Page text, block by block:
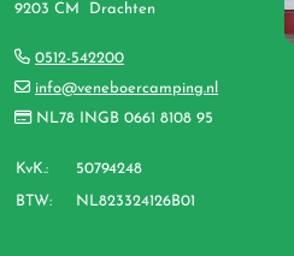
9203 CM Drachten
0512-542200
info@veneboercamping.nl
NL78 INGB 0661 8108 95
KvK.: 50794248
BTW: NL823324126B01